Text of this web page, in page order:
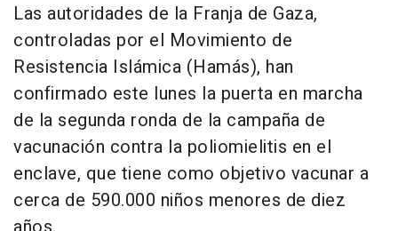
Las autoridades de la Franja de Gaza,
controladas por el Movimiento de
Resistencia Islámica (Hamás), han
confirmado este lunes la puerta en marcha
de la segunda ronda de la campaña de
vacunación contra la poliomielitis en el
enclave, que tiene como objetivo vacunar a
cerca de 590.000 niños menores de diez